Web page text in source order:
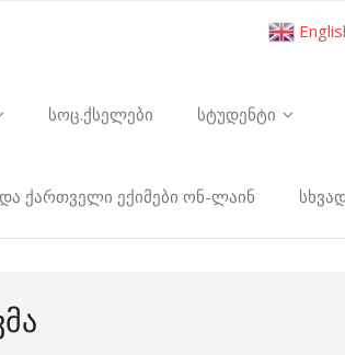
სოც.ქსელები სტუდენტი
ქართველი ექიმები ონ-ლაინ